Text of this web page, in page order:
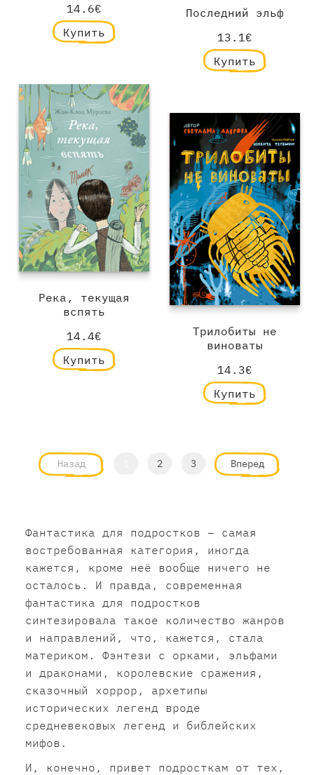
14.6€
Купить
Последний эльф
13.1€
Купить
Река, текущая
вспять
14.4€
Купить
Трилобиты не
виноваты
14.3€
Купить
Назад 2 3 Вперед
Фантастика для подростков – самая
востребованная категория, иногда
кажется, кроме неё вообще ничего не
осталось. И правда, cовременная
фантастика для подростков
синтезировала такое количество жанров
и направлений, что, кажется, стала
материком. Фэнтези с орками, эльфами
и драконами, королевские сражения,
сказочный хоррор, архетипы
исторических легенд вроде
средневековых легенд и библейских
мифов.
И, конечно, привет подросткам от тех,